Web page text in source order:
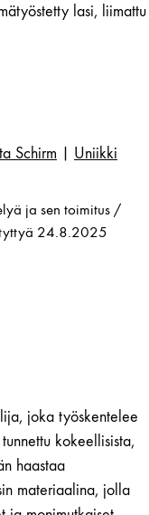
lasi, liimattu
Schirm Uniikki
ja sen toimitus /
24.8.2025
joka työskentelee
kokeellisista,
haastaa
materiaalina, jolla